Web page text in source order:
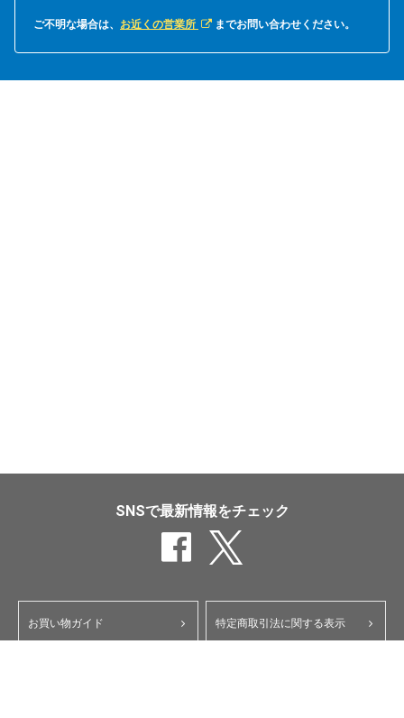
ご不明な場合は、 お近くの営業所 までお問い合わせください。
SNSで最新情報をチェック
お買い物ガイド 特定商取引法に関する表示